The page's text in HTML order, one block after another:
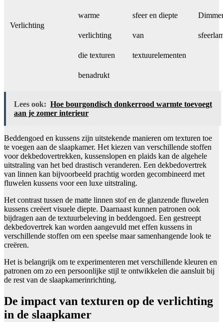
Verlichting
warme
verlichting
die texturen
benadrukt
sfeer en diepte
van
textuurelementen
Lees ook: Hoe bourgondisch donkerrood warmte toevoegt
aan je zomer interieur
Beddengoed en kussens zijn uitstekende manieren om texturen toe
te voegen aan de slaapkamer. Het kiezen van verschillende stoffen
voor dekbedovertrekken, kussenslopen en plaids kan de algehele
uitstraling van het bed drastisch veranderen. Een dekbedovertrek
van linnen kan bijvoorbeeld prachtig worden gecombineerd met
fluwelen kussens voor een luxe uitstraling.
Het contrast tussen de matte linnen stof en de glanzende fluwelen
kussens creëert visuele diepte. Daarnaast kunnen patronen ook
bijdragen aan de textuurbeleving in beddengoed. Een gestreept
dekbedovertrek kan worden aangevuld met effen kussens in
verschillende stoffen om een speelse maar samenhangende look te
creëren.
Het is belangrijk om te experimenteren met verschillende kleuren en
patronen om zo een persoonlijke stijl te ontwikkelen die aansluit bij
de rest van de slaapkamerinrichting.
De impact van texturen op de verlichting
in de slaapkamer